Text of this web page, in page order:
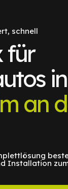
schnell
für
in
an
Installation